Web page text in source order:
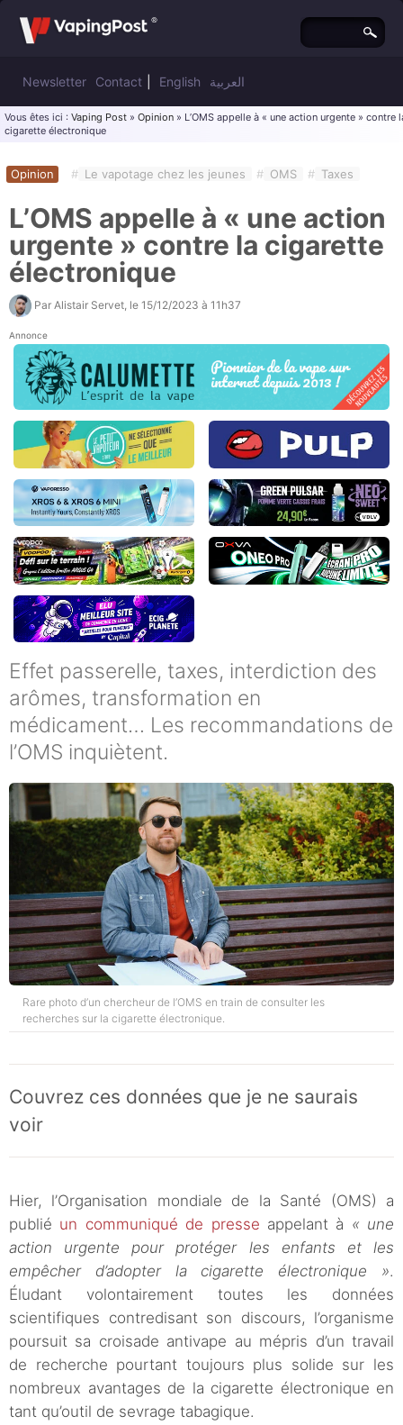
Newsletter Contact English العربية
Vous êtes ici : Vaping Post » Opinion » L’OMS appelle à « une action urgente » contre
cigarette électronique
Opinion # Le vapotage chez les jeunes # OMS # Taxes
L’OMS appelle à « une action
urgente » contre la cigarette
électronique
Par Alistair Servet , le 15/12/2023 à 11h37
Annonce
Effet passerelle, taxes, interdiction des
arômes, transformation en
médicament… Les recommandations de
l’OMS inquiètent.
Rare photo d’un chercheur de l’OMS en train de consulter les
recherches sur la cigarette électronique.
Couvrez ces données que je ne saurais
voir
Hier, l’Organisation mondiale de la Santé (OMS) a
publié un communiqué de presse appelant à « une
action urgente pour protéger les enfants et les
empêcher d’adopter la cigarette électronique ».
Éludant volontairement toutes les données
scientifiques contredisant son discours, l’organisme
poursuit sa croisade antivape au mépris d’un travail
de recherche pourtant toujours plus solide sur les
nombreux avantages de la cigarette électronique en
tant qu’outil de sevrage tabagique.